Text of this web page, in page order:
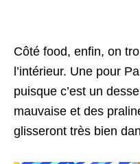
Côté food, enfin, on
l’intérieur. Une pour
puisque c’est un
mauvaise et des
glisseront très bien